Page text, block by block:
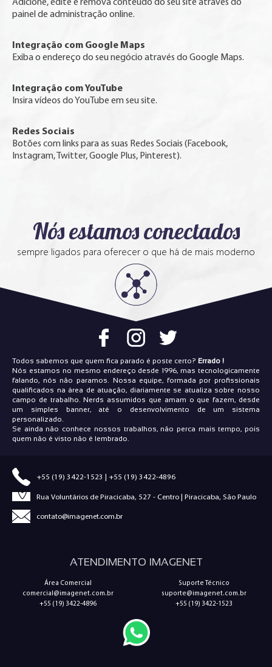
painel de administração online.
Integração com Google Maps
Exiba o endereço do seu negócio através do Google Maps.
Integração com YouTube
Insira vídeos do YouTube em seu site.
Redes Sociais
Botões com links para as suas Redes Sociais (Facebook,
Instagram, Twitter, Google Plus, Pinterest).
Nós estamos conectados
sempre ligados para oferecer o que há de mais moderno
Todos sabemos que quem fica parado é poste certo? Errado !
Nós estamos no mesmo endereço desde 1996, mas tecnologicamente
falando, nós não paramos. Nossa equipe, formada por profissionais
qualificados na área de atuação, diariamente se atualiza sobre nosso
campo de trabalho. Nerds assumidos que amam o que fazem, desde
um simples banner, até o desenvolvimento de um sistema
personalizado.
Se ainda não conhece nossos trabalhos, não perca mais tempo, pois
quem não é visto não é lembrado.
+55 (19) 3422-1523 | +55 (19) 3422-4896
Rua Voluntários de Piracicaba, 527 - Centro | Piracicaba, São Paulo
contato@imagenet.com.br
ATENDIMENTO IMAGENET
Área Comercial
comercial@imagenet.com.br
+55 (19) 3422-4896
Suporte Técnico
suporte@imagenet.com.br
+55 (19) 3422-1523